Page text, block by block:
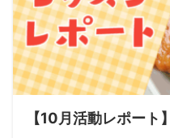
【10月活動レポート】